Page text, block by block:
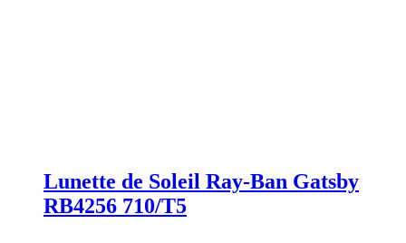
Lunette de Soleil Ray-Ban Gatsby
RB4256 710/T5